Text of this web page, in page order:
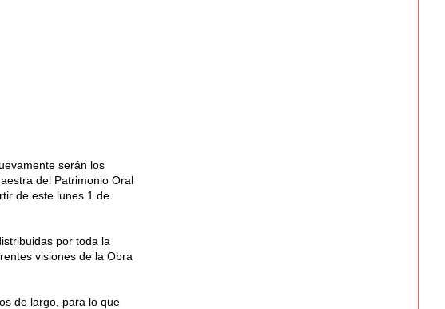
serán los
del Patrimonio Oral
de este lunes 1 de
por toda la
visiones de la Obra
de largo, para lo que